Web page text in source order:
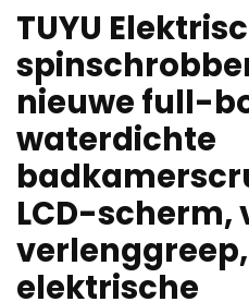
TUYU
nieuwe full-
waterdichte
LCD-scherm,
elektrische